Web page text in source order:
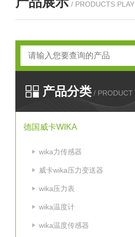
/ PRODUCTS PLAY
产品分类 / PRODUCT
德国威卡WIKA
wika力传感器
威卡wika压力变送器
wika压力表
wika温度计
wika温度传感器